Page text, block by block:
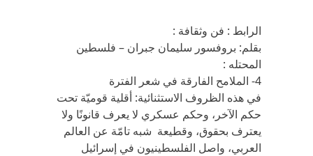
الرابط : فن وثقافة :
بقلم: بروفسور سليمان جبران – فلسطين
المحتله :
4- الملامح الفارقة في شعر الفترة
في هذه الظروف الاستثنائية: أقلية قوميّة تحت
حكم الآخر، وحكم عسكري لا يعرف قانونًا ولا
يعترف بحقوق، وقطيعة شبه تامّة عن العالم
العربي، واصل الفلسطينيون في إسرائيل